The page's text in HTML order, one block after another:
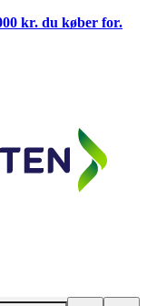
kr. du køber for.